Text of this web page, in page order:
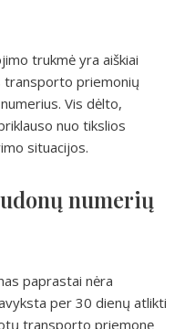
trukmė yra aiškiai
transporto priemonių
Vis dėlto,
nuo tikslios
situacijos.
numerių
paprastai nėra
per 30 dienų atlikti
transporto priemonę